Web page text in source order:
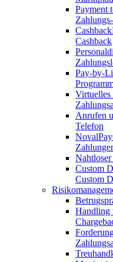
Payment
Cashback
Cashback
Pay-by-
Anrufen
Telefon
NovalPay
Custom
Custom
Handling